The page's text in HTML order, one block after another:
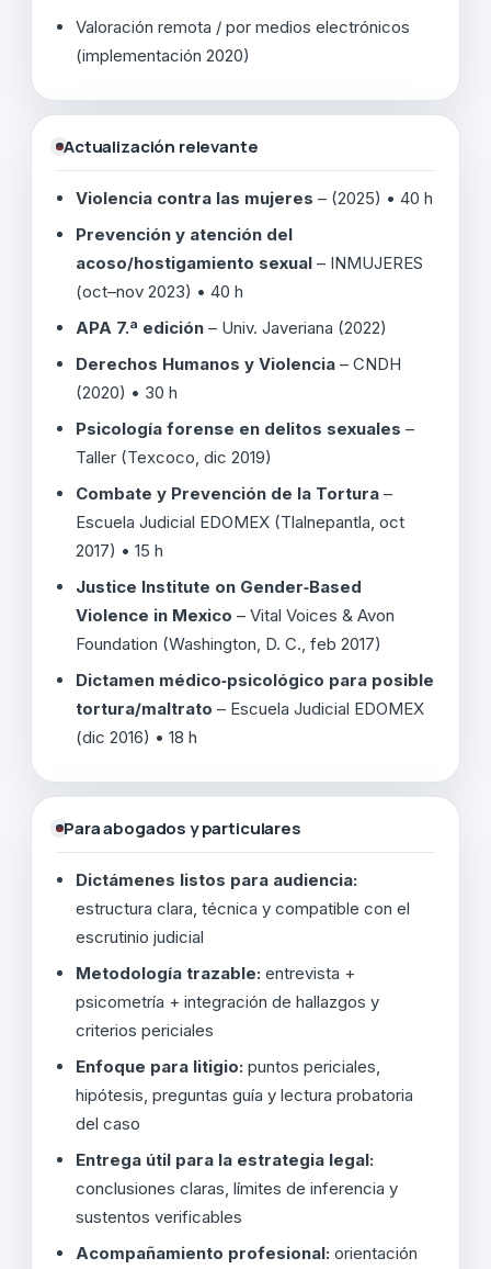
Valoración remota / por medios electrónicos
(implementación 2020)
Actualización relevante
Violencia contra las mujeres – (2025) • 40 h
Prevención y atención del
acoso/hostigamiento sexual – INMUJERES
(oct–nov 2023) • 40 h
APA 7.ª edición – Univ. Javeriana (2022)
Derechos Humanos y Violencia – CNDH
(2020) • 30 h
Psicología forense en delitos sexuales –
Taller (Texcoco, dic 2019)
Combate y Prevención de la Tortura –
Escuela Judicial EDOMEX (Tlalnepantla, oct
2017) • 15 h
Justice Institute on Gender‑Based
Violence in Mexico – Vital Voices & Avon
Foundation (Washington, D. C., feb 2017)
Dictamen médico‑psicológico para posible
tortura/maltrato – Escuela Judicial EDOMEX
(dic 2016) • 18 h
Para abogados y particulares
Dictámenes listos para audiencia:
estructura clara, técnica y compatible con el
escrutinio judicial
Metodología trazable: entrevista +
psicometría + integración de hallazgos y
criterios periciales
Enfoque para litigio: puntos periciales,
hipótesis, preguntas guía y lectura probatoria
del caso
Entrega útil para la estrategia legal:
conclusiones claras, límites de inferencia y
sustentos verificables
Acompañamiento profesional: orientación